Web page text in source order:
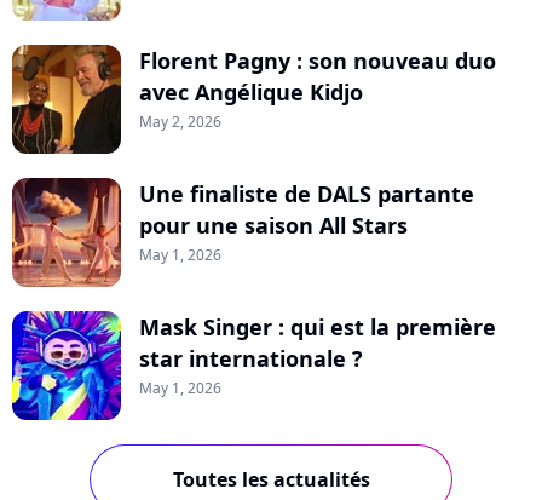
Florent Pagny : son nouveau duo
avec Angélique Kidjo
May 2, 2026
Une finaliste de DALS partante
pour une saison All Stars
May 1, 2026
Mask Singer : qui est la première
star internationale ?
May 1, 2026
Toutes les actualités